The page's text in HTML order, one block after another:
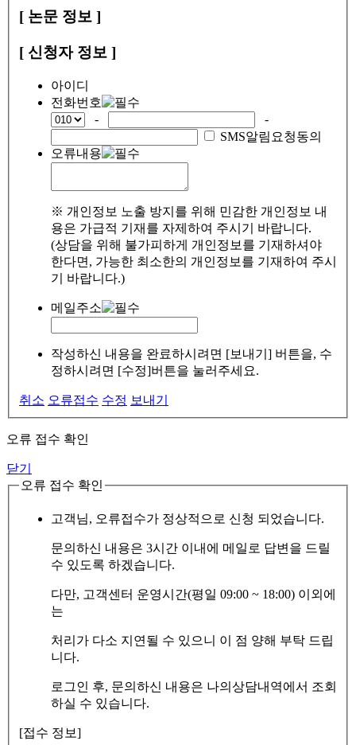
[ 논문 정보 ]
[ 신청자 정보 ]
아이디
전화번호
-
-
SMS알림요청동의
오류내용
※ 개인정보 노출 방지를 위해 민감한 개인정보 내
용은 가급적 기재를 자제하여 주시기 바랍니다.
(상담을 위해 불가피하게 개인정보를 기재하셔야
한다면, 가능한 최소한의 개인정보를 기재하여 주시
기 바랍니다.)
메일주소
작성하신 내용을 완료하시려면 [보내기] 버튼을, 수
정하시려면 [수정]버튼을 눌러주세요.
취소 오류접수 수정 보내기
오류 접수 확인
닫기
오류 접수 확인
고객님, 오류접수가 정상적으로 신청 되었습니다.
문의하신 내용은 3시간 이내에 메일로 답변을 드릴
수 있도록 하겠습니다.
다만, 고객센터 운영시간(평일 09:00 ~ 18:00) 이외에
는
처리가 다소 지연될 수 있으니 이 점 양해 부탁 드립
니다.
로그인 후, 문의하신 내용은 나의상담내역에서 조회
하실 수 있습니다.
[접수 정보]